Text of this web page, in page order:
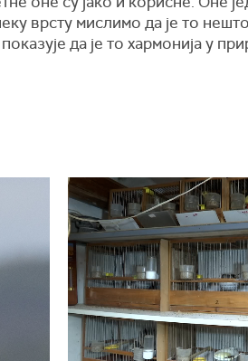
врсту мислимо да је то
да је то хармонија у